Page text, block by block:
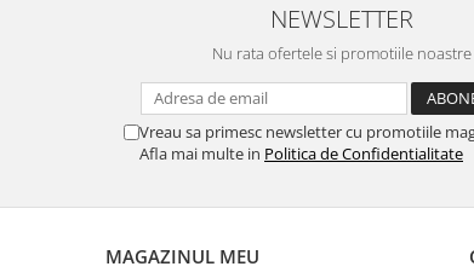
NEWSLETTER
Nu rata ofertele si promotiile noastre
Vreau sa primesc newsletter cu promotiile
Afla mai multe in Politica de Confidentialitate
MAGAZINUL MEU